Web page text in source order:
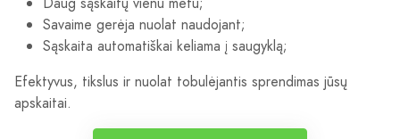
Savaime gerėja nuolat naudojant;
Sąskaita automatiškai keliama į saugyklą;
Efektyvus, tikslus ir nuolat tobulėjantis sprendimas jūsų
apskaitai.